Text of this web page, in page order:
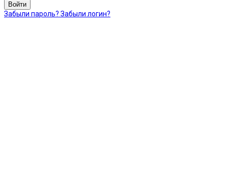
Войти
Забыли пароль? Забыли логин?